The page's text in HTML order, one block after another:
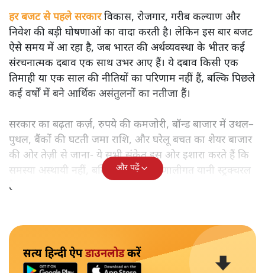
हर बजट से पहले सरकारविकास, रोजगार, गरीब कल्याण और
निवेश की बड़ी घोषणाओं का वादा करती है। लेकिन इस बार बजट
ऐसे समय में आ रहा है, जब भारत की अर्थव्यवस्था के भीतर कई
संरचनात्मक दबाव एक साथ उभर आए हैं। ये दबाव किसी एक
तिमाही या एक साल की नीतियों का परिणाम नहीं हैं, बल्कि पिछले
कई वर्षों में बने आर्थिक असंतुलनों का नतीजा हैं।
सरकार का बढ़ता कर्ज़, रुपये की कमजोरी, बॉन्ड बाजार में उथल–
पुथल, बैंकों की घटती जमा राशि, और घरेलू बचत का शेयर बाजार
की ओर तेज़ी से जाना- ये सभी संकेत इस ओर इशारा करते हैं कि
समस्या अस्थायी नहीं, बल्कि गहरी और प्रणालीगत यानी स्ट्रक्चरल
है।
और पढ़ें
सत्य हिन्दी ऐपडाउनलोडकरें